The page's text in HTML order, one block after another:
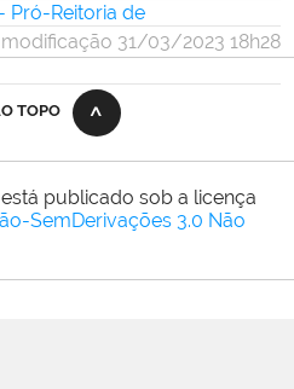
Pró-Reitoria de
31/03/2023 18h28
TOPO
publicado sob a licença
SemDerivações 3.0 Não